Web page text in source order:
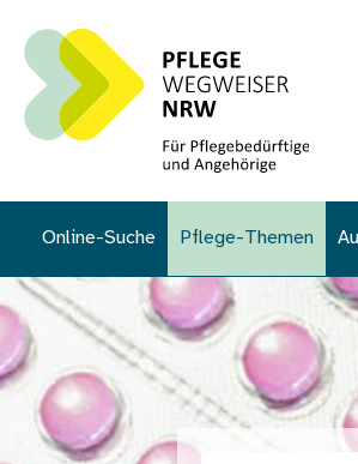
Direkt zum Inhalt
Online-Suche Pflege-Themen
Bild